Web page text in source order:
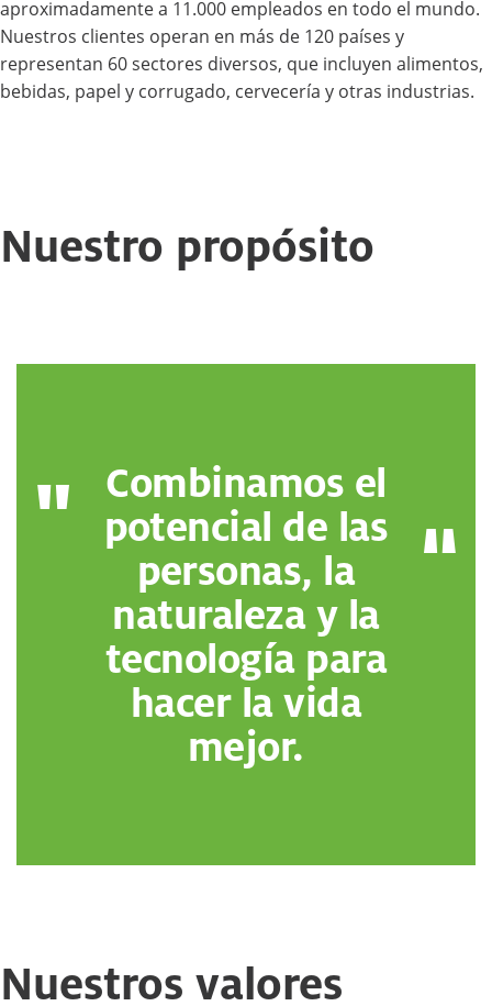
aproximadamente a 11.000 empleados en todo el mundo.
Nuestros clientes operan en más de 120 países y
representan 60 sectores diversos, que incluyen alimentos,
bebidas, papel y corrugado, cervecería y otras industrias.
Nuestro propósito
Combinamos el
potencial de las
personas, la
naturaleza y la
tecnología para
hacer la vida
mejor.
Nuestros valores